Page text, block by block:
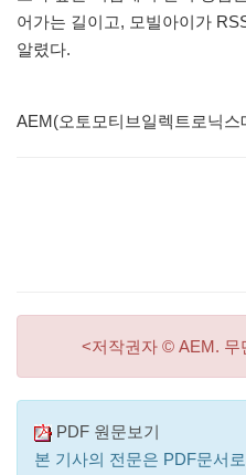
어가는 길이고, 모빌아이가
알렸다.
AEM(오토모티브일렉트로닉스
<저작권자 © AEM. 무
PDF 원문보기
본 기사의 전문은 PDF문서